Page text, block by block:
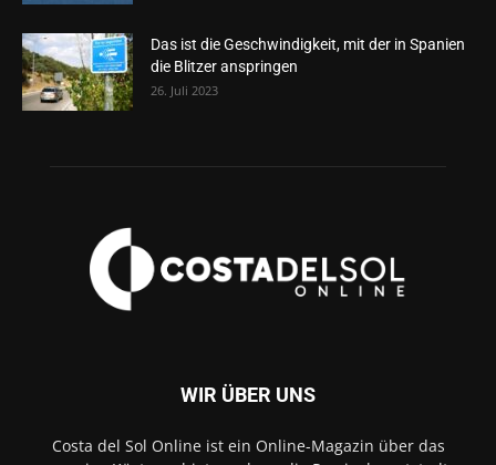
Das ist die Geschwindigkeit, mit der in Spanien
die Blitzer anspringen
26. Juli 2023
WIR ÜBER UNS
Costa del Sol Online ist ein Online-Magazin über das